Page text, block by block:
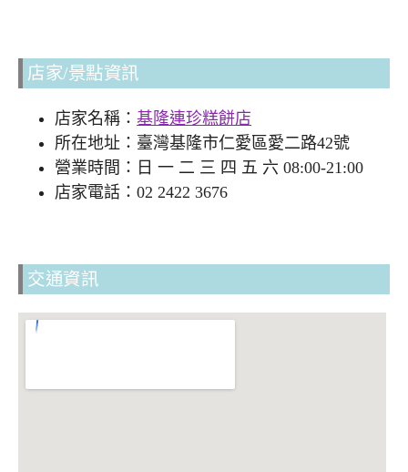
店家/景點資訊
店家名稱： 基隆連珍糕餅店
所在地址：臺灣基隆市仁愛區愛二路42號
營業時間：日 一 二 三 四 五 六 08:00-21:00
店家電話：02 2422 3676
交通資訊